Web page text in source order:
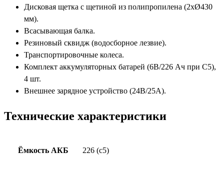
Дисковая щетка с щетиной из полипропилена (2хØ430
мм).
Всасывающая балка.
Резиновый сквидж (водосборное лезвие).
Транспортировочные колеса.
Комплект аккумуляторных батарей (6В/226 Ач при С5),
4 шт.
Внешнее зарядное устройство (24В/25А).
Технические характеристики
Ёмкость АКБ 226 (с5)